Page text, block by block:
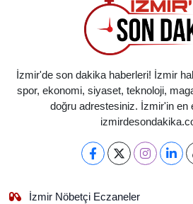
İzmir'de son dakika haberleri! İzmir
spor, ekonomi, siyaset, teknoloji,
doğru adrestesiniz. İzmir'in en
İzmir Nöbetçi Eczaneler